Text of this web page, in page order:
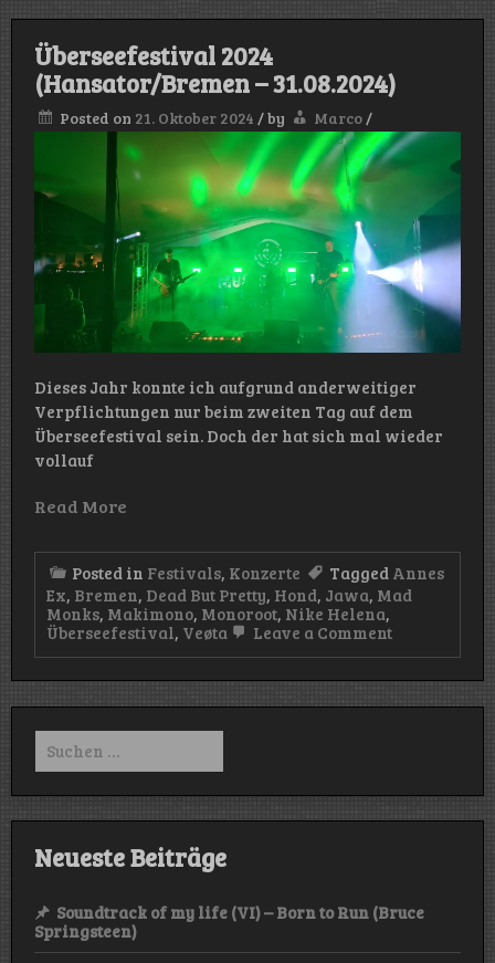
Überseefestival 2024
(Hansator/Bremen – 31.08.2024)
Posted on 21. Oktober 2024 /by Marco/
Dieses Jahr konnte ich aufgrund anderweitiger
Verpflichtungen nur beim zweiten Tag auf dem
Überseefestival sein. Doch der hat sich mal wieder
vollauf
Read More
Posted in Festivals, Konzerte Tagged Annes
Ex, Bremen, Dead But Pretty, Hond, Jawa, Mad
Monks, Makimono, Monoroot, Nike Helena,
Überseefestival, Veøta Leave a Commenton
(Hansator/
–
Suchen
nach:
Neueste Beiträge
Soundtrack of my life (VI) – Born to Run (Bruce
Springsteen)